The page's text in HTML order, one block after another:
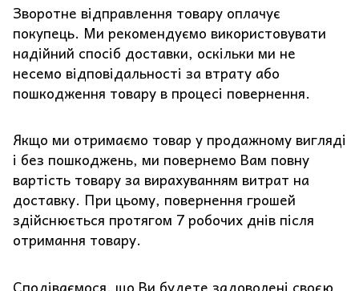
Зворотне відправлення товару оплачує
покупець. Ми рекомендуємо використовувати
надійний спосіб доставки, оскільки ми не
несемо відповідальності за втрату або
пошкодження товару в процесі повернення.
Якщо ми отримаємо товар у продажному вигляді
і без пошкоджень, ми повернемо Вам повну
вартість товару за вирахуванням витрат на
доставку. При цьому, повернення грошей
здійснюється протягом 7 робочих днів після
отримання товару.